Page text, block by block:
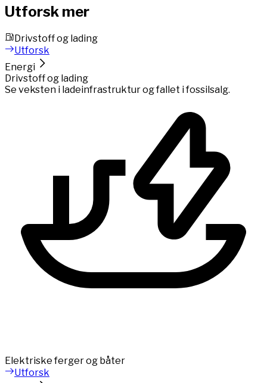
Utforsk mer
Drivstoff og lading
Utforsk
Energi
Drivstoff og lading
Se veksten i ladeinfrastruktur og fallet i fossilsalg.
Elektriske ferger og båter
Utforsk